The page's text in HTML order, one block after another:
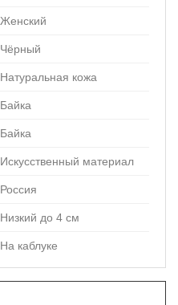
Женский
Чёрный
Натуральная кожа
Байка
Байка
Искусственный материал
Россия
Низкий до 4 см
На каблуке